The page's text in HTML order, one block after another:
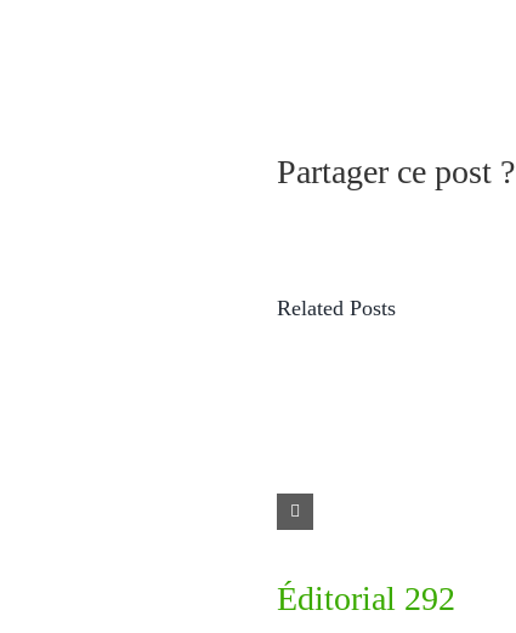
Partager ce post ?
Related Posts
Éditorial 292